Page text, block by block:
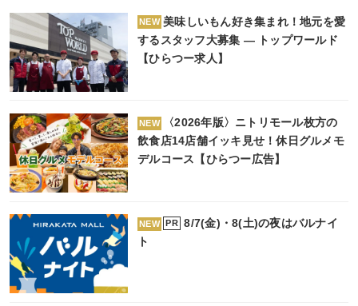
NEW 美味しいもん好き集まれ！地元を愛
するスタッフ大募集 ― トップワールド
【ひらつー求人】
NEW
〈2026年版〉ニトリモール枚方の
飲食店14店舗イッキ見せ！休日グルメモ
デルコース【ひらつー広告】
NEW PR
8/7(金)・8(土)の夜はバルナイ
ト